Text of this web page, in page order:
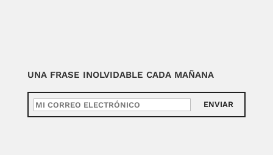
UNA FRASE INOLVIDABLE CADA MAÑANA
ENVIAR